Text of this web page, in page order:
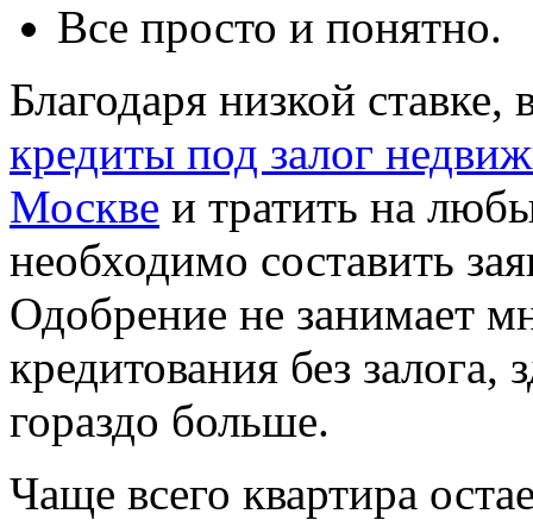
Все просто и понятно.
Благодаря низкой
кредиты под залог
Москве и тратить на
необходимо составить
Одобрение не занимает
кредитования без залога,
гораздо больше.
Чаще всего квартира